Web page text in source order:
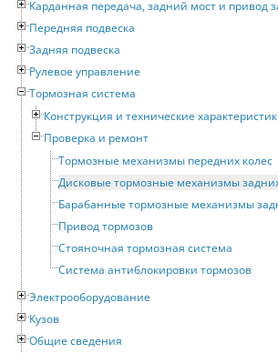
Карданная передача, задний мост и привод
Передняя подвеска
Задняя подвеска
Рулевое управление
Тормозная система
Конструкция и технические
Проверка и ремонт
Тормозные механизмы передних колес
Дисковые тормозные механизмы
Барабанные тормозные механизмы
Привод тормозов
Стояночная тормозная система
Система антиблокировки тормозов
Электрооборудование
Кузов
Общие сведения